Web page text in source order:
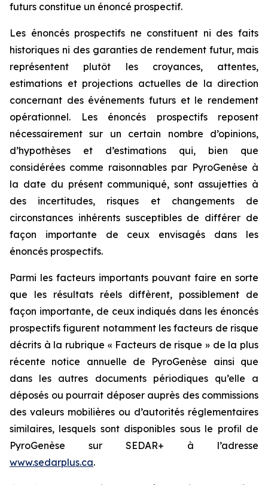
futurs constitue un énoncé prospectif.
Les énoncés prospectifs ne constituent ni des faits
historiques ni des garanties de rendement futur, mais
représentent plutôt les croyances, attentes,
estimations et projections actuelles de la direction
concernant des événements futurs et le rendement
opérationnel. Les énoncés prospectifs reposent
nécessairement sur un certain nombre d’opinions,
d’hypothèses et d’estimations qui, bien que
considérées comme raisonnables par PyroGenèse à
la date du présent communiqué, sont assujetties à
des incertitudes, risques et changements de
circonstances inhérents susceptibles de différer de
façon importante de ceux envisagés dans les
énoncés prospectifs.
Parmi les facteurs importants pouvant faire en sorte
que les résultats réels diffèrent, possiblement de
façon importante, de ceux indiqués dans les énoncés
prospectifs figurent notamment les facteurs de risque
décrits à la rubrique « Facteurs de risque » de la plus
récente notice annuelle de PyroGenèse ainsi que
dans les autres documents périodiques qu’elle a
déposés ou pourrait déposer auprès des commissions
des valeurs mobilières ou d’autorités réglementaires
similaires, lesquels sont disponibles sous le profil de
PyroGenèse sur SEDAR+ à l’adresse
www.sedarplus.ca.